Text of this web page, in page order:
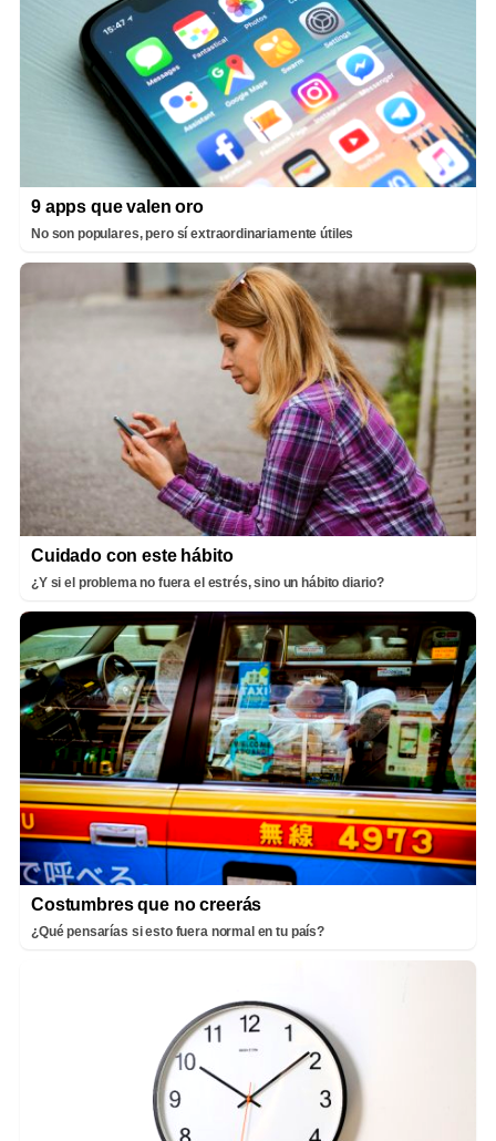
9 apps que valen oro
No son populares, pero sí extraordinariamente útiles
Cuidado con este hábito
¿Y si el problema no fuera el estrés, sino un hábito diario?
Costumbres que no creerás
¿Qué pensarías si esto fuera normal en tu país?